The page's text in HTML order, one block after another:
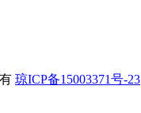
琼ICP备15003371号-23